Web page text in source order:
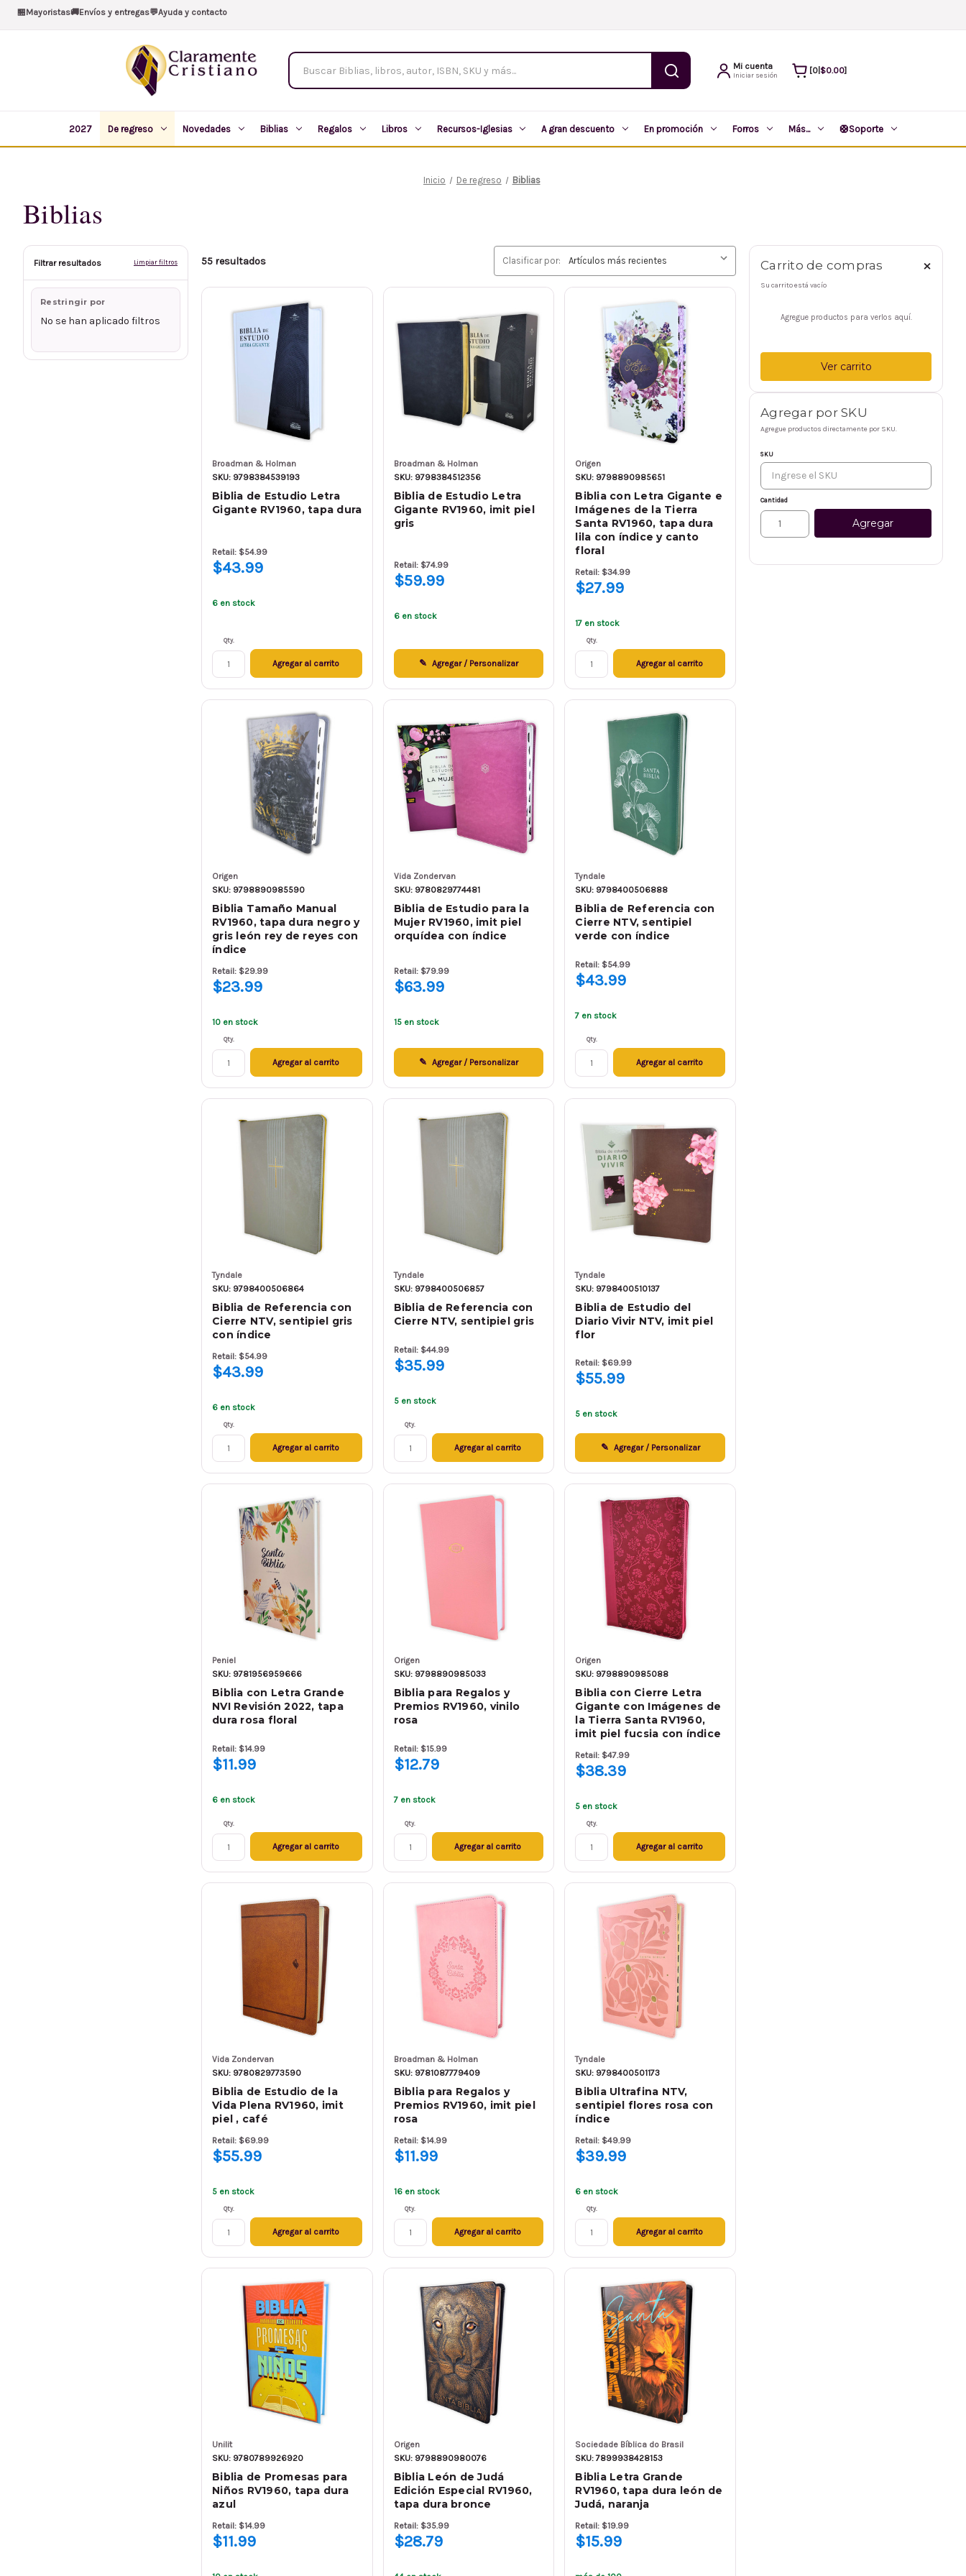
🏪Mayoristas🚚Envíos y entregas💬Ayuda y contacto
Buscar
productos
Mi cuenta
Iniciar sesión 0 $0.00
2027 De regreso Novedades Biblias Regalos Libros Recursos-Iglesias A gran descuento En promoción Forros Más... 🛟Soporte
Inicio De regreso Biblias
Biblias
Filtrar resultados Limpiar filtros
Restringir por
No se han aplicado filtros
55 resultados Clasificar por:
Broadman & Holman
SKU: 9798384539193
Biblia de Estudio Letra
Gigante RV1960, tapa dura
Retail: $54.99
$43.99
6 en stock
Qty.
Agregar al carrito
Broadman & Holman
SKU: 9798384512356
Biblia de Estudio Letra
Gigante RV1960, imit piel
gris
Retail: $74.99
$59.99
6 en stock
Agregar / Personalizar
Origen
SKU: 9798890985651
Biblia con Letra Gigante e
Imágenes de la Tierra
Santa RV1960, tapa dura
lila con índice y canto
floral
Retail: $34.99
$27.99
17 en stock
Qty.
Agregar al carrito
Origen
SKU: 9798890985590
Biblia Tamaño Manual
RV1960, tapa dura negro y
gris león rey de reyes con
índice
Retail: $29.99
$23.99
10 en stock
Qty.
Agregar al carrito
Vida Zondervan
SKU: 9780829774481
Biblia de Estudio para la
Mujer RV1960, imit piel
orquídea con índice
Retail: $79.99
$63.99
15 en stock
Agregar / Personalizar
Tyndale
SKU: 9798400506888
Biblia de Referencia con
Cierre NTV, sentipiel
verde con índice
Retail: $54.99
$43.99
7 en stock
Qty.
Agregar al carrito
Tyndale
SKU: 9798400506864
Biblia de Referencia con
Cierre NTV, sentipiel gris
con índice
Retail: $54.99
$43.99
6 en stock
Qty.
Agregar al carrito
Tyndale
SKU: 9798400506857
Biblia de Referencia con
Cierre NTV, sentipiel gris
Retail: $44.99
$35.99
5 en stock
Qty.
Agregar al carrito
Tyndale
SKU: 9798400510137
Biblia de Estudio del
Diario Vivir NTV, imit piel
flor
Retail: $69.99
$55.99
5 en stock
Agregar / Personalizar
Peniel
SKU: 9781956959666
Biblia con Letra Grande
NVI Revisión 2022, tapa
dura rosa floral
Retail: $14.99
$11.99
6 en stock
Qty.
Agregar al carrito
Origen
SKU: 9798890985033
Biblia para Regalos y
Premios RV1960, vinilo
rosa
Retail: $15.99
$12.79
7 en stock
Qty.
Agregar al carrito
Origen
SKU: 9798890985088
Biblia con Cierre Letra
Gigante con Imágenes de
la Tierra Santa RV1960,
imit piel fucsia con índice
Retail: $47.99
$38.39
5 en stock
Qty.
Agregar al carrito
Vida Zondervan
SKU: 9780829773590
Biblia de Estudio de la
Vida Plena RV1960, imit
piel , café
Retail: $69.99
$55.99
5 en stock
Qty.
Agregar al carrito
Broadman & Holman
SKU: 9781087779409
Biblia para Regalos y
Premios RV1960, imit piel
rosa
Retail: $14.99
$11.99
16 en stock
Qty.
Agregar al carrito
Tyndale
SKU: 9798400501173
Biblia Ultrafina NTV,
sentipiel flores rosa con
índice
Retail: $49.99
$39.99
6 en stock
Qty.
Agregar al carrito
Unilit
SKU: 9780789926920
Biblia de Promesas para
Niños RV1960, tapa dura
azul
Retail: $14.99
$11.99
Origen
SKU: 9798890980076
Biblia León de Judá
Edición Especial RV1960,
tapa dura bronce
Retail: $35.99
$28.79
Sociedade Bíblica do Brasil
SKU: 7899938428153
Biblia Letra Grande
RV1960, tapa dura león de
Judá, naranja
Retail: $19.99
$15.99
Carrito de compras
Su carrito está vacío
×
Agregue productos para verlos aquí.
Ver carrito
Agregar por SKU
Agregue productos directamente por SKU.
SKU
Cantidad
Agregar